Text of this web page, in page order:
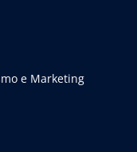
e Marketing